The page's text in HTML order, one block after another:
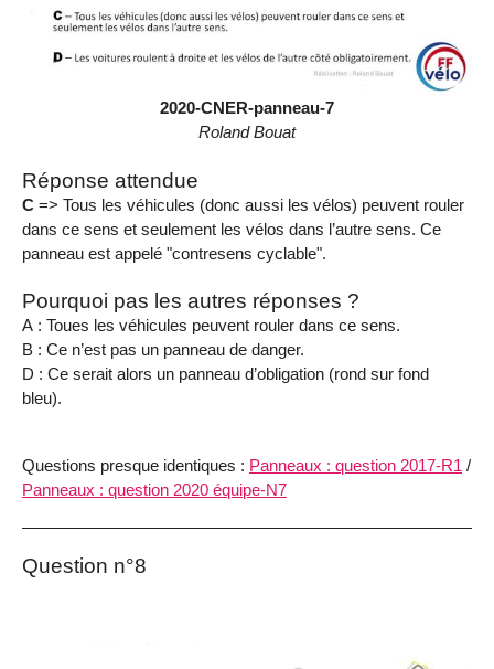
2020-CNER-panneau-7
Roland Bouat
Réponse attendue
C => Tous les véhicules (donc aussi les vélos) peuvent rouler
dans ce sens et seulement les vélos dans l’autre sens. Ce
panneau est appelé "contresens cyclable".
Pourquoi pas les autres réponses ?
A : Toues les véhicules peuvent rouler dans ce sens.
B : Ce n’est pas un panneau de danger.
D : Ce serait alors un panneau d’obligation (rond sur fond
bleu).
Questions presque identiques : Panneaux : question 2017-R1 /
Panneaux : question 2020 équipe-N7
Question n°8